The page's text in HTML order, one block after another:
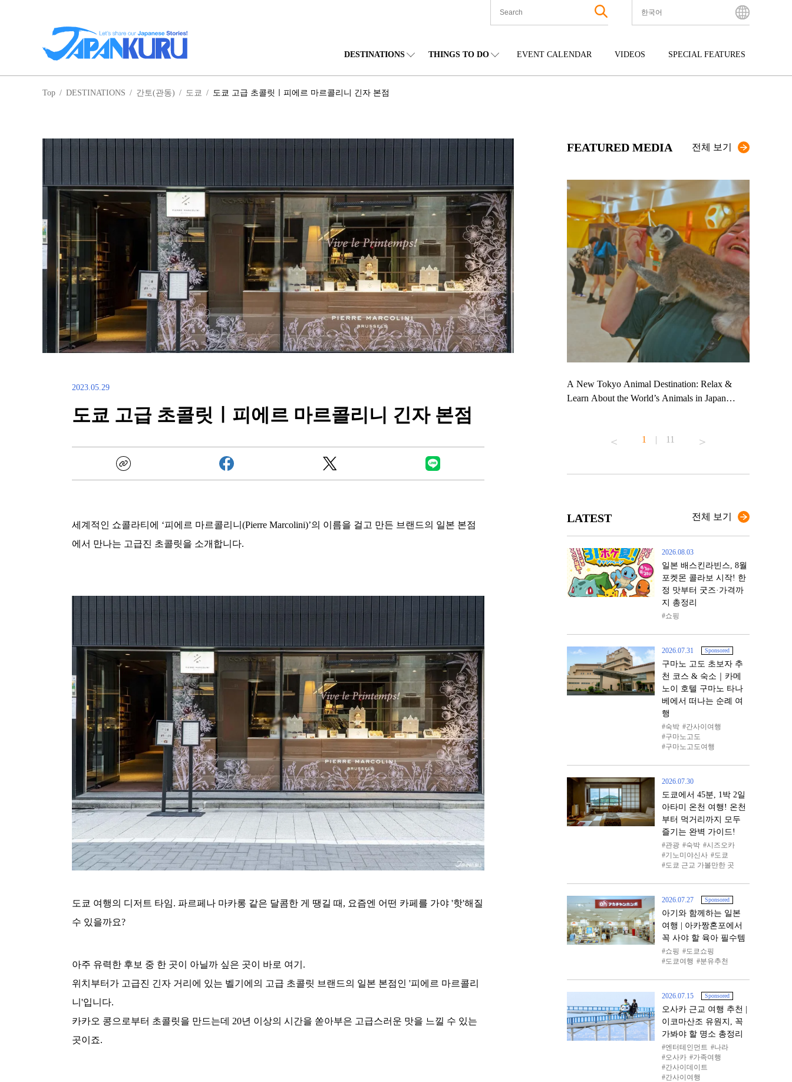
한국어
Tiếng Việt
DESTINATIONS
홋카이도
간토(관동)
THINGS TO DO
쇼핑
EVENT CALENDAR VIDEOS SPECIAL FEATURES
Top / DESTINATIONS / 간토(관동) / 도쿄 / 도쿄 고급 초콜릿ㅣ피에르 마르콜리니 긴자 본점
2023.05.29
도쿄 고급 초콜릿ㅣ피에르 마르콜리니 긴자 본점
세계적인 쇼콜라티에 ‘피에르 마르콜리니(Pierre Marcolini)’의 이름을 걸고 만든 브랜드의 일본 본점
에서 만나는 고급진 초콜릿을 소개합니다.
도쿄 여행의 디저트 타임. 파르페나 마카롱 같은 달콤한 게 땡길 때, 요즘엔 어떤 카페를 가야 '핫'해질
수 있을까요?
아주 유력한 후보 중 한 곳이 아닐까 싶은 곳이 바로 여기.
위치부터가 고급진 긴자 거리에 있는 벨기에의 고급 초콜릿 브랜드의 일본 본점인 '피에르 마르콜리
니'입니다.
카카오 콩으로부터 초콜릿을 만드는데 20년 이상의 시간을 쏟아부은 고급스러운 맛을 느낄 수 있는
곳이죠.
FEATURED MEDIA 전체 보기
acclaimed immersive art and bringing it to
Japan's ancient capital. We can't wait to see it for
>> Find out more at Japankuru.com! (link in bio)
#japankuru #teamlab #teamlabbiovortex #kyoto
#kyototrip #japantravel #artnews
teamLab, courtesy Pace Gallery
A New Tokyo Animal Destination: Relax &
Learn About the World’s Animals in Japan
#japantrip #카피바라 #애니터치 #아이와가볼
1 | 11
LATEST 전체 보기
2026.08.03
일본 배스킨라빈스, 8월
포켓몬 콜라보 시작! 한
정 맛부터 굿즈·가격까
지 총정리
쇼핑
2026.07.31 Sponsored
구마노 고도 초보자 추
천 코스 & 숙소｜카메
노이 호텔 구마노 타나
베에서 떠나는 순례 여
행
숙박
간사이여행
구마노고도
구마노고도여행
2026.07.30
도쿄에서 45분, 1박 2일
아타미 온천 여행! 온천
부터 먹거리까지 모두
즐기는 완벽 가이드!
관광 숙박
시즈오카
기노미야신사
도쿄
도쿄 근교 가볼만한 곳
2026.07.27 Sponsored
아기와 함께하는 일본
여행 | 아카짱혼포에서
꼭 사야 할 육아 필수템
쇼핑
도쿄쇼핑
도쿄여행
분유추천
2026.07.15 Sponsored
오사카 근교 여행 추천 |
이코마산조 유원지, 꼭
가봐야 할 명소 총정리
엔터테인먼트
나라
오사카
가족여행
간사이데이트
간사이여행